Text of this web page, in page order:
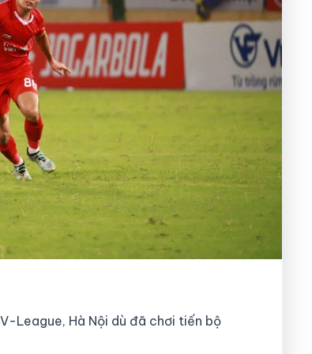
League, Hà Nội dù đã chơi tiến bộ